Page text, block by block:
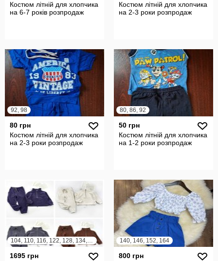
Костюм літній для хлопчика
на 6-7 років розпродаж
Костюм літній для хлопчика
на 2-3 роки розпродаж
92, 98
80 грн
Костюм літній для хлопчика
на 2-3 роки розпродаж
80, 86, 92
50 грн
Костюм літній для хлопчика
на 1-2 роки розпродаж
104, 110, 116, 122, 128, 134, 140, 146, 152
1695 грн
140, 146, 152, 164
800 грн